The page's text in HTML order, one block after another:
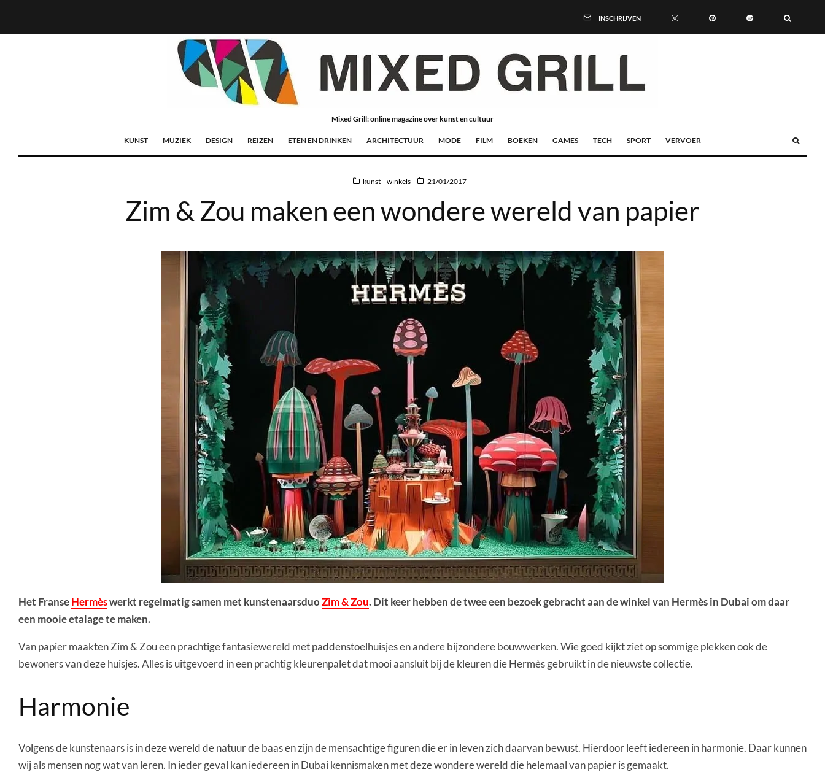
INSCHRIJVEN
Mixed Grill: online magazine over kunst en cultuur
KUNST MUZIEK DESIGN REIZEN ETEN EN DRINKEN ARCHITECTUUR MODE FILM BOEKEN GAMES TECH SPORT VERVOER
kunst winkels 21/01/2017
Zim & Zou maken een wondere wereld van papier
Het FranseHermèswerkt regelmatig samen met kunstenaarsduoZim & Zou. Dit keer hebben de twee een bezoek gebracht aan de winkel van Hermès in Dubai om daar
een mooie etalage te maken.
Van papier maakten Zim & Zou een prachtige fantasiewereld met paddenstoelhuisjes en andere bijzondere bouwwerken. Wie goed kijkt ziet op sommige plekken ook de
bewoners van deze huisjes. Alles is uitgevoerd in een prachtig kleurenpalet dat mooi aansluit bij de kleuren die Hermès gebruikt in de nieuwste collectie.
Harmonie
Volgens de kunstenaars is in deze wereld de natuur de baas en zijn de mensachtige figuren die er in leven zich daarvan bewust. Hierdoor leeft iedereen in harmonie. Daar kunnen
wij als mensen nog wat van leren. In ieder geval kan iedereen in Dubai kennismaken met deze wondere wereld die helemaal van papier is gemaakt.